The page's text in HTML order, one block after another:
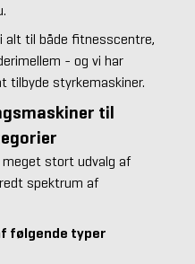
alt til både fitnesscentre,
- og vi har
tilbyde styrkemaskiner.
til
stort udvalg af
spektrum af
følgende typer